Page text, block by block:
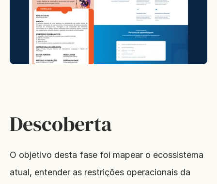
Descoberta
O objetivo desta fase foi mapear o ecossistema
atual, entender as restrições operacionais da